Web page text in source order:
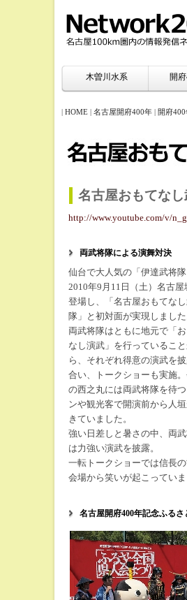
木曽川水系 開
| HOME| 名古屋開府400年| 開府
名古屋おもてな
http://www.youtube.com/v/
両武将隊による演舞対決
仙台で大人気の「伊達武将
2010年9月11日（土）名古屋
登場し、「名古屋おもてな
隊」と初対面が実現しました
両武将隊はともに地元で「
なし演武」を行っているこ
ら、それぞれ得意の演武を披
合い、トークショーも実施
の西之丸には両武将隊を待
ンや観光客で開演前から人
きていました。
強い日差しと暑さの中、両
は力強い演武を披露。
一転トークショーでは信長
会場から笑いが起こっていま
名古屋開府400年記念ふる